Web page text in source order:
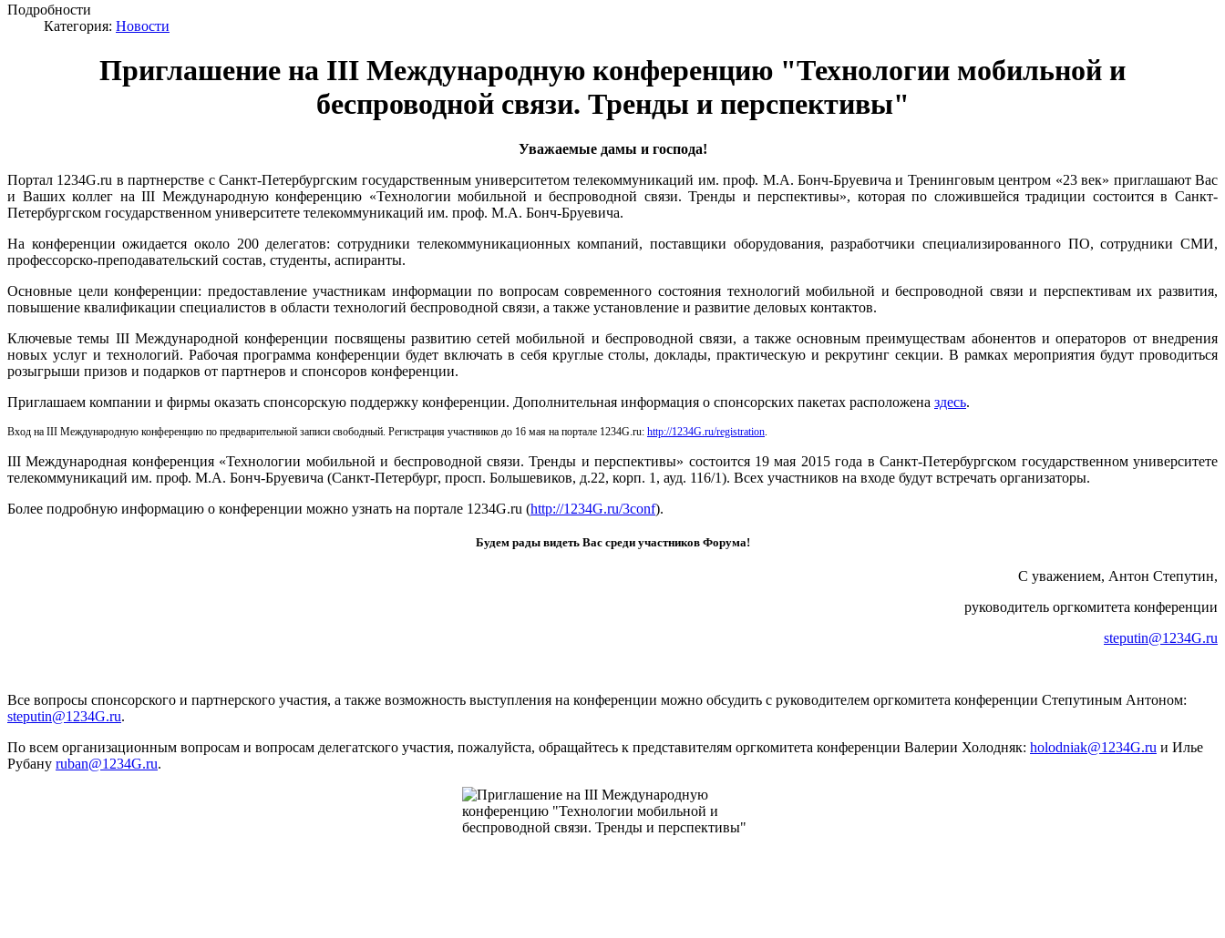
Подробности
Категория: Новости
Приглашение на III Международную конференцию "Технологии мобильной и
беспроводной связи. Тренды и перспективы"
Уважаемые дамы и господа!
Портал 1234G.ru в партнерстве с Санкт-Петербургским государственным университетом телекоммуникаций им. проф. М.А. Бонч-Бруевича и Тренинговым центром «23 век» приглашают Вас
и Ваших коллег на III Международную конференцию «Технологии мобильной и беспроводной связи. Тренды и перспективы», которая по сложившейся традиции состоится в Санкт-
Петербургском государственном университете телекоммуникаций им. проф. М.А. Бонч-Бруевича.
На конференции ожидается около 200 делегатов: сотрудники телекоммуникационных компаний, поставщики оборудования, разработчики специализированного ПО, сотрудники СМИ,
профессорско-преподавательский состав, студенты, аспиранты.
Основные цели конференции: предоставление участникам информации по вопросам современного состояния технологий мобильной и беспроводной связи и перспективам их развития,
повышение квалификации специалистов в области технологий беспроводной связи, а также установление и развитие деловых контактов.
Ключевые темы III Международной конференции посвящены развитию сетей мобильной и беспроводной связи, а также основным преимуществам абонентов и операторов от внедрения
новых услуг и технологий. Рабочая программа конференции будет включать в себя круглые столы, доклады, практическую и рекрутинг секции. В рамках мероприятия будут проводиться
розыгрыши призов и подарков от партнеров и спонсоров конференции.
Приглашаем компании и фирмы оказать спонсорскую поддержку конференции. Дополнительная информация о спонсорских пакетах расположена здесь.
Вход на III Международную конференцию по предварительной записи свободный. Регистрация участников до 16 мая на портале 1234G.ru: http://1234G.ru/registration
III Международная конференция «Технологии мобильной и беспроводной связи. Тренды и перспективы» состоится 19 мая 2015 года в Санкт-Петербургском государственном университете
телекоммуникаций им. проф. М.А. Бонч-Бруевича (Санкт-Петербург, просп. Большевиков, д.22, корп. 1, ауд. 116/1). Всех участников на входе будут встречать организаторы.
Более подробную информацию о конференции можно узнать на портале 1234G.ru (http://1234G.ru/3conf).
Будем рады видеть Вас среди участников Форума!
С уважением, Антон Степутин,
руководитель оргкомитета конференции
steputin@1234G.ru
Все вопросы спонсорского и партнерского участия, а также возможность выступления на конференции можно обсудить с руководителем оргкомитета конференции Степутиным Антоном:
steputin@1234G.ru.
По всем организационным вопросам и вопросам делегатского участия, пожалуйста, обращайтесь к представителям оргкомитета конференции Валерии Холодняк: holodniak@1234G.ru и Илье
Рубану ruban@1234G.ru.